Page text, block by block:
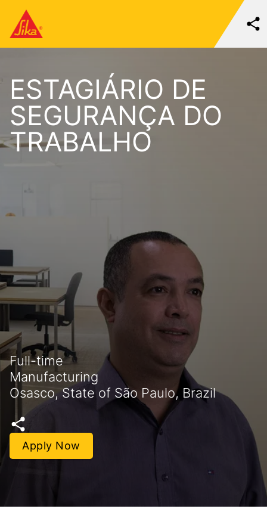
ESTAGIÁRIO DE
SEGURANÇA DO
TRABALHO
Full-time
Manufacturing
Osasco, State of São Paulo, Brazil
Apply Now